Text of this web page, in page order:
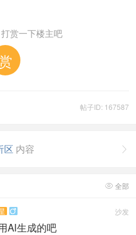
赏一下楼主吧
帖子ID: 167587

区 内容
 全部
沙发

AI生成的吧